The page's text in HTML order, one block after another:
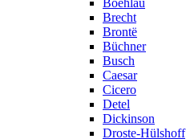
Brecht
Brontë
Büchner
Busch
Caesar
Cicero
Detel
Dickinson
Droste-Hülshoff